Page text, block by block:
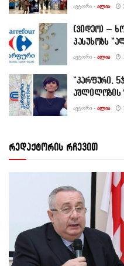
ᲐᲕᲢᲝᲠᲘ - ᲐᲚᲘᲐ
(ვიდეო) –
პასუხობს
ᲐᲕᲢᲝᲠᲘ - ᲐᲚᲘᲐ
“კარფური,
აშლილობის
ᲐᲕᲢᲝᲠᲘ - ᲐᲚᲘᲐ
რედაქტორის რჩევით